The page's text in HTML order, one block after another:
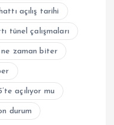
açılış tarihi
tünel çalışmaları
zaman biter
açılıyor mu
durum